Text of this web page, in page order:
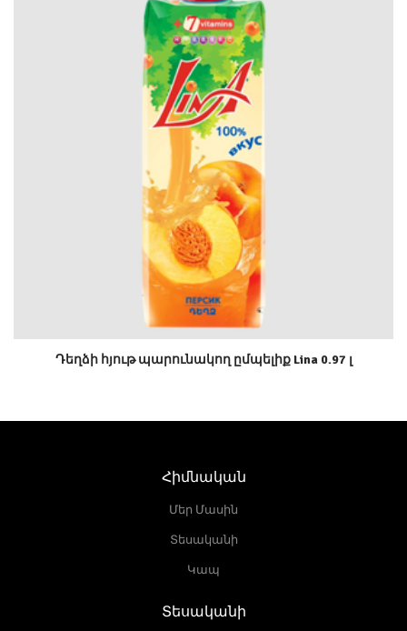
Դեղձի հյութ պարունակող ըմպելիք Lina 0.97 լ
Հիմնական
Մեր Մասին
Տեսականի
Կապ
Տեսականի